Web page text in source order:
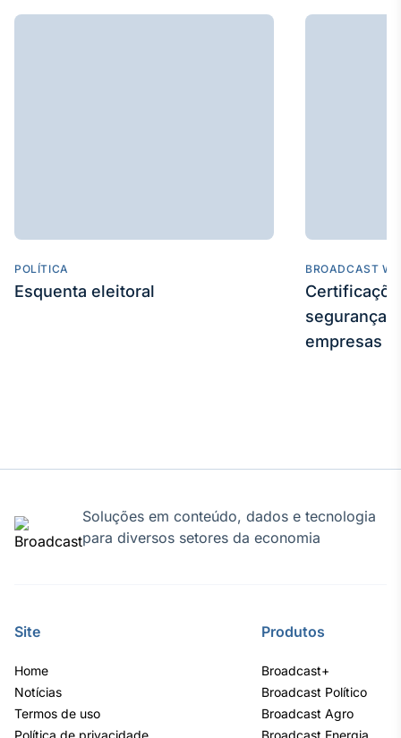
POLÍTICA
Esquenta eleitoral
BROADCAST
segurança
empresas
Soluções em conteúdo, dados e tecnologia
para diversos setores da economia
Site
Home
Notícias
Termos de uso
Política de privacidade
Produtos
Broadcast+
Broadcast Político
Broadcast Agro
Broadcast Energia